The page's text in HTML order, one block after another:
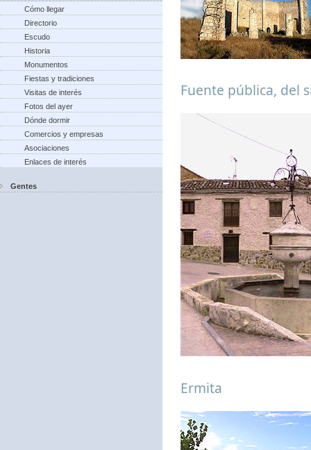
Cómo llegar
Directorio
Escudo
Historia
Monumentos
Fiestas y tradiciones
Visitas de interés
Fotos del ayer
Dónde dormir
Comercios y empresas
Asociaciones
Enlaces de interés
Gentes
Fuente pública, del
Ermita